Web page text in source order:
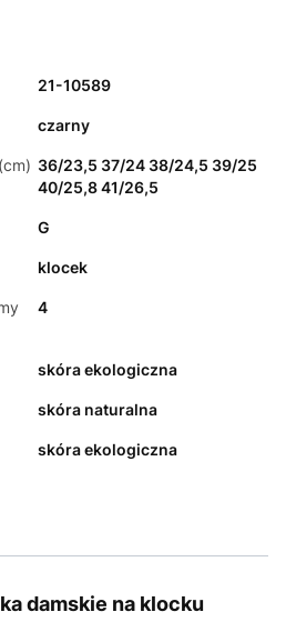
21-10589
czarny
36/23,5 37/24 38/24,5 39/25
40/25,8 41/26,5
G
klocek
4
skóra ekologiczna
skóra naturalna
skóra ekologiczna
damskie na klocku